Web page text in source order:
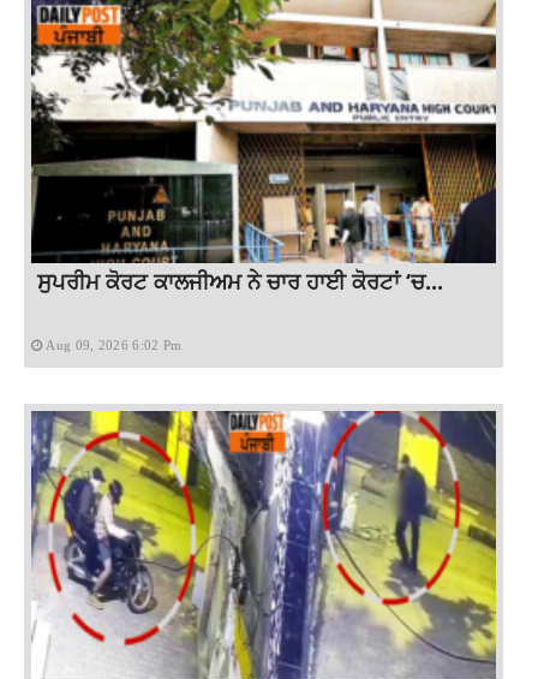
ਸੁਪਰੀਮ ਕੋਰਟ ਕਾਲਜੀਅਮ ਨੇ ਚਾਰ ਹਾਈ ਕੋਰਟਾਂ ‘ਚ...
Aug 09, 2026 6:02 Pm